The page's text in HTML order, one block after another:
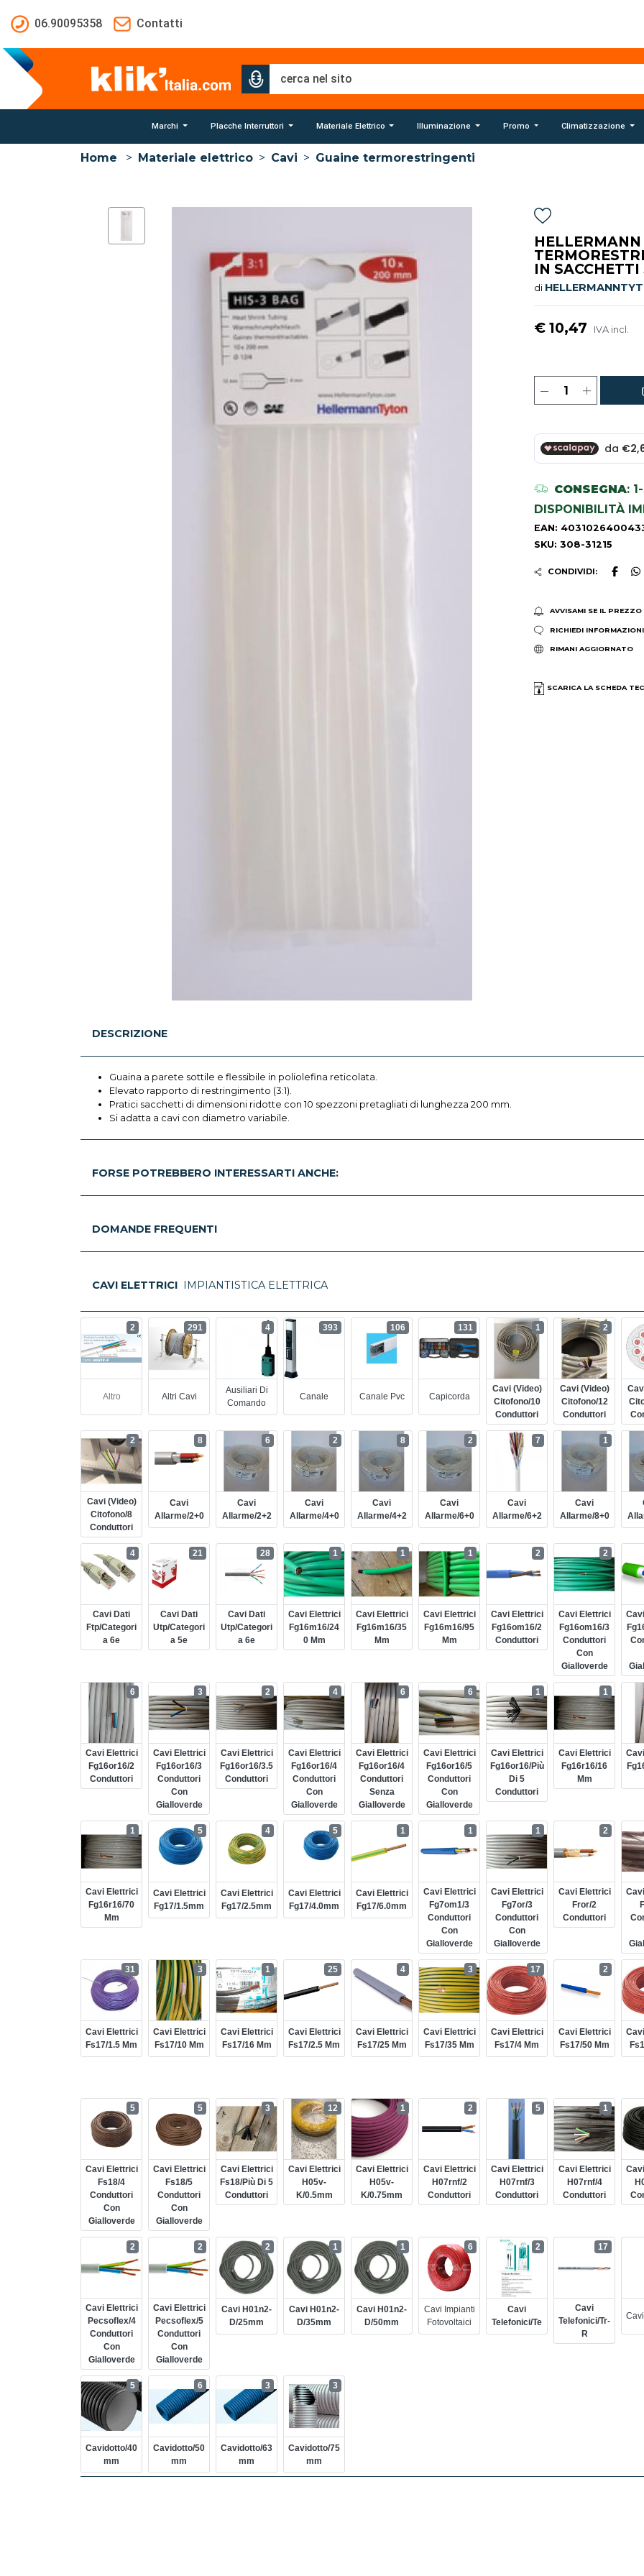
06.90095358
Contatti
Marchi Placche Interruttori Materiale Elettrico Illuminazione Promo Climatizzazione
Home > Materiale elettrico > Cavi > Guaine termorestringenti
IN SACCHETTI
di
€ 10,47 IVA incl.
CONSEGNA:
DISPONIBILITÀ
EAN:
SKU: 308-31215
CONDIVIDI:
AVVISAMI SE IL PREZZO
RICHIEDI INFORMAZIONI
RIMANI AGGIORNATO
SCARICA LA SCHEDA
DESCRIZIONE
Guaina a parete sottile e flessibile in poliolefina reticolata.
Elevato rapporto di restringimento (3:1).
Pratici sacchetti di dimensioni ridotte con 10 spezzoni pretagliati di lunghezza 200 mm.
Si adatta a cavi con diametro variabile.
FORSE POTREBBERO INTERESSARTI ANCHE:
DOMANDE FREQUENTI
CAVI ELETTRICI IMPIANTISTICA ELETTRICA
Altro
2
Altri Cavi
291
Ausiliari Di
Comando
4
Canale
393
Canale Pvc
106
Capicorda
131
Cavi (video)
Citofono/10
Conduttori
1
Cavi (video)
Citofono/12
Conduttori
2
Cavi (video)
Citofono/8
Conduttori
2
Cavi
Allarme/2+0
8
Cavi
Allarme/2+2
6
Cavi
Allarme/4+0
2
Cavi
Allarme/4+2
8
Cavi
Allarme/6+0
2
Cavi
Allarme/6+2
7
Cavi
Allarme/8+0
1
Cavi Dati
Ftp/categori
A 6e
4
Cavi Dati
Utp/categori
A 5e
21
Cavi Dati
Utp/categori
A 6e
28
Cavi Elettrici
Fg16m16/24
0 Mm
1
Cavi Elettrici
Fg16m16/35
Mm
1
Cavi Elettrici
Fg16m16/95
Mm
1
Cavi Elettrici
Fg16om16/2
Conduttori
2
Cavi Elettrici
Fg16om16/3
Conduttori
Con
Gialloverde
2
Cavi Elettrici
Fg16or16/2
Conduttori
6
Cavi Elettrici
Fg16or16/3
Conduttori
Con
Gialloverde
3
Cavi Elettrici
Fg16or16/3.5
Conduttori
2
Cavi Elettrici
Fg16or16/4
Conduttori
Con
Gialloverde
4
Cavi Elettrici
Fg16or16/4
Conduttori
Senza
Gialloverde
6
Cavi Elettrici
Fg16or16/5
Conduttori
Con
Gialloverde
6
Cavi Elettrici
Fg16or16/più
Di 5
Conduttori
1
Cavi Elettrici
Fg16r16/16
Mm
1
Cavi Elettrici
Fg16r16/70
Mm
1
Cavi Elettrici
Fg17/1.5mm
5
Cavi Elettrici
Fg17/2.5mm
4
Cavi Elettrici
Fg17/4.0mm
5
Cavi Elettrici
Fg17/6.0mm
1
Cavi Elettrici
Fg7om1/3
Conduttori
Con
Gialloverde
1
Cavi Elettrici
Fg7or/3
Conduttori
Con
Gialloverde
1
Cavi Elettrici
Fror/2
Conduttori
2
Cavi Elettrici
Fs17/1.5 Mm
31
Cavi Elettrici
Fs17/10 Mm
3
Cavi Elettrici
Fs17/16 Mm
1
Cavi Elettrici
Fs17/2.5 Mm
25
Cavi Elettrici
Fs17/25 Mm
4
Cavi Elettrici
Fs17/35 Mm
3
Cavi Elettrici
Fs17/4 Mm
17
Cavi Elettrici
Fs17/50 Mm
2
Cavi Elettrici
Fs18/4
Conduttori
Con
Gialloverde
5
Cavi Elettrici
Fs18/5
Conduttori
Con
Gialloverde
5
Cavi Elettrici
Fs18/più Di 5
Conduttori
3
Cavi Elettrici
H05v-
K/0.5mm
12
Cavi Elettrici
H05v-
K/0.75mm
1
Cavi Elettrici
H07rnf/2
Conduttori
2
Cavi Elettrici
H07rnf/3
Conduttori
5
Cavi Elettrici
H07rnf/4
Conduttori
1
Cavi Elettrici
Pecsoflex/4
Conduttori
Con
Gialloverde
2
Cavi Elettrici
Pecsoflex/5
Conduttori
Con
Gialloverde
2
Cavi H01n2-
D/25mm
2
Cavi H01n2-
D/35mm
1
Cavi H01n2-
D/50mm
1
Cavi Impianti
Fotovoltaici
6
Cavi
Telefonici/te
2
Cavi
Telefonici/tr-
R
17
Cavidotto/40
Mm
5
Cavidotto/50
Mm
6
Cavidotto/63
Mm
3
Cavidotto/75
Mm
3